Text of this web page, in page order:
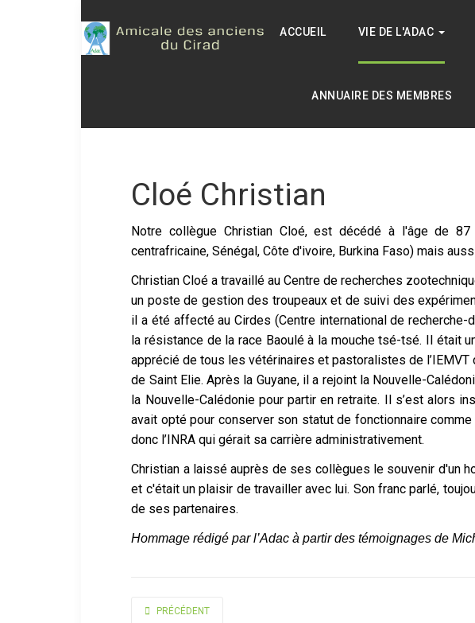
ACCUEIL VIE DE L'ADAC
ANNUAIRE DES MEMBRES
Cloé Christian
Notre collègue Christian Cloé, est décédé à l'âge de
centrafricaine, Sénégal, Côte d'ivoire, Burkina Faso) mais
Christian Cloé a travaillé au Centre de recherches
un poste de gestion des troupeaux et de suivi des
il a été affecté au Cirdes (Centre international de recherche-
la résistance de la race Baoulé à la mouche tsé-tsé. Il était
apprécié de tous les vétérinaires et pastoralistes de
de Saint Elie. Après la Guyane, il a rejoint la Nouvelle-
la Nouvelle-Calédonie pour partir en retraite. Il s’est alors
avait opté pour conserver son statut de fonctionnaire comme
donc l’INRA qui gérait sa carrière administrativement.
Christian a laissé auprès de ses collègues le souvenir d'un
et c'était un plaisir de travailler avec lui. Son franc parlé,
de ses partenaires.
Hommage rédigé par l’Adac à partir des témoignages de
ARTICLE PRÉCÉDENT : TOURTE RENÉ
PRÉCÉDENT